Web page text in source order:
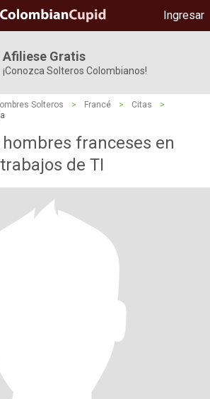
Ingresar
Afiliese Gratis
¡Conozca Solteros Colombianos!
Solteros > Francé > Citas
>
hombres franceses en
trabajos de TI